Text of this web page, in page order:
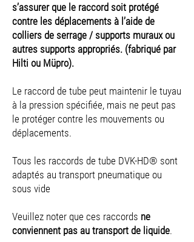
s’assurer que le raccord soit protégé
contre les déplacements à l’aide de
colliers de serrage / supports muraux ou
autres supports appropriés. (fabriqué par
Hilti ou Müpro).
Le raccord de tube peut maintenir le tuyau
à la pression spécifiée, mais ne peut pas
le protéger contre les mouvements ou
déplacements.
Tous les raccords de tube DVK-HD® sont
adaptés au transport pneumatique ou
sous vide
Veuillez noter que ces raccords ne
conviennent pas au transport de liquide.